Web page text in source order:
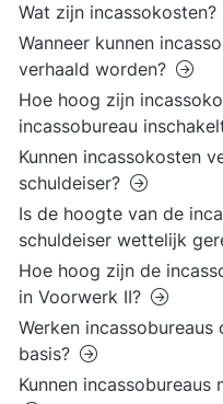
Wat zijn incassokosten?
Wanneer kunnen
verhaald worden?
Hoe hoog zijn
incassobureau
Kunnen incassokosten
schuldeiser?
Is de hoogte van de
schuldeiser wettelijk
Hoe hoog zijn de
in Voorwerk II?
Werken
basis?
Kunnen